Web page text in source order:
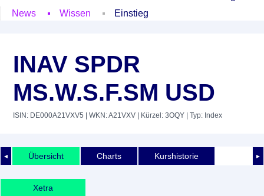
News
Wissen Einstieg
INAV SPDR
MS.W.S.F.SM USD
ISIN: DE000A21VXV5 | WKN: A21VXV | Kürzel: 3OQY | Typ: Index
◄ ►
Übersicht Charts Kurshistorie
Xetra